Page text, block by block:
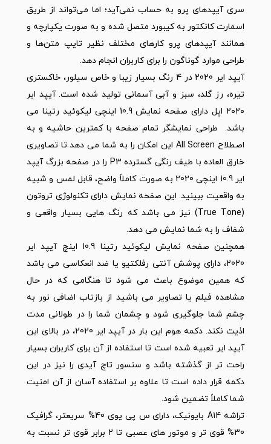
سری آیپدهای پرو به حساب نمی‌آید؛ اما می‌تواند از طریق
اسمارت کانکتور به کیبورد متصل شده و به صورت یکپارچه و
همانند آیپدهای پرو کارهای مختلف نظیر تایپ متن‌ها و
طراحی موارد گوناگون را برای کاربران انجام دهد.
آیپد ایر 2020 در 4 رنگ بسیار زیبا و خاص سیلور، خاکستری
تیره، رز گلد، سبز و آبی آسمانی تولید شده است. آیپد ایر
۲۰۲۰ اپل دارای صفحه نمایش 10.9 اینچی لیکوئید رتینا می
باشد. طراحی نمایشگر تمام صفحه با کمترین حاشیه و به
اصطلاح All Screen این امکان را به شما می دهد تا تصاویری
خارق العاده با طیف رنگی گسترده P3 را در صفحه بزرگ آیپد
ایر 10.9 اینچی 2020 به صورت کاملاً واضح، قابل لمس و شبیه
به واقعیت ببینید. این صفحه نمایش دارای تکنولوژی تروتون
(True Tone) نیز می باشد که رنگ هایی بسیار واقعی و
شفاف را به شما نمایش می دهد.
همچنین صفحه نمایش لیکوئید رتینا 10.9 اینچ آیپد ایر
2020، دارای پوشش آنتی رفلکتیو یا ضد انعکاسی می باشد
که همین موضوع باعث می شود تا هنگامی که در حال
مشاهده فیلم یا تصاویر می باشید از بازتاب اضافی نور به
چشم شما جلوگیری شود و چشمان شما را در طولانی مدت
اذیت نکند. دکمه هوم این بار در آیپد ایر 2020، در بالای این
آیپد ایر تعبیه شده است تا استفاده از آن برای کاربران بسیار
راحت تر از گذشته باشد و سنسور تاچ آیدی را نیز در این
دکمه قرار داده است تا علاوه بر استفاده آسان از آن امنیت
شما کاملاً تضمین شود.
تراشه A14 بایونیک، دارای س پی یوی 40% سریعتر، گرافیک
30% قوی تر و موتور های عصبی تا 2 برابر قوی تر نسبت به